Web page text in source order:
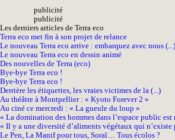
publicité
publicité
Les derniers articles de Terra eco
Terra eco met fin à son projet de relance
Le nouveau Terra eco arrive : embarquez avec nous (...)
Le nouveau Terra eco en dessin animé
Des nouvelles de Terra (eco)
Bye-bye Terra eco !
Bye-bye Terra eco !
Derrière les étiquettes, les vraies victimes de la (...)
Au théâtre à Montpellier : « Kyoto Forever 2 »
Au ciné ce mercredi : « La gueule du loup »
« La domination des hommes dans l’espace public est
« Il y a une diversité d’aliments végétaux qui n’existe
Le Pen, La Manif pour tous, Soral… Tous écolos ?